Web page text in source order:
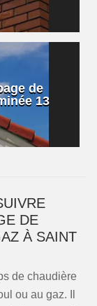
de
13
DE
À SAINT
de chaudière
ou au gaz. Il